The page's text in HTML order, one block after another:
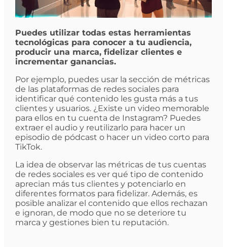
Puedes utilizar todas estas herramientas
tecnológicas para conocer a tu audiencia,
producir una marca, fidelizar clientes e
incrementar ganancias.
Por ejemplo, puedes usar la sección de métricas
de las plataformas de redes sociales para
identificar qué contenido les gusta más a tus
clientes y usuarios. ¿Existe un video memorable
para ellos en tu cuenta de Instagram? Puedes
extraer el audio y reutilizarlo para hacer un
episodio de pódcast o hacer un video corto para
TikTok.
La idea de observar las métricas de tus cuentas
de redes sociales es ver qué tipo de contenido
aprecian más tus clientes y potenciarlo en
diferentes formatos para fidelizar. Además, es
posible analizar el contenido que ellos rechazan
e ignoran, de modo que no se deteriore tu
marca y gestiones bien tu reputación.